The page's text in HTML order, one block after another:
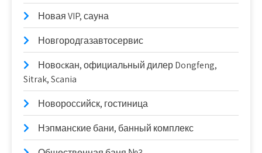
Новая VIP, сауна
Новгородгазавтосервис
Новоcкан, официальный дилер Dongfeng,
Sitrak, Scania
Новороссийск, гостиница
Нэпманские бани, банный комплекс